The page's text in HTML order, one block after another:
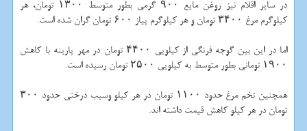
در سایر اقلام نیز روغن مایع ۹۰۰ گرمی بطور متوسط ۱۳۰۰ تومان، هر
كیلوگرم مرغ ۳۴۰۰ تومان و هر كیلوگرم پیاز ۶۰۰ تومان گران شده است.
اما در این بین گوجه فرنگی از كیلویی ۴۴۰۰ تومان در مهر پارینه با كاهش
۱۹۰۰ تومانی بطور متوسط به كیلویی ۲۵۰۰ تومان رسیده است.
همچنین تخم مرغ حدود ۱۱۰۰ تومان در هر كیلو وسیب درختی حدود ۳۰۰
تومان در هر كیلو كاهش قیمت داشته اند.